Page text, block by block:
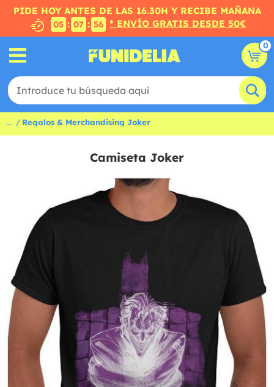
PIDE HOY ANTES DE LAS 16.30H Y RECIBE MAÑANA
05 : 07 : 55 * ENVÍO GRATIS DESDE 50€
0
... Regalos & Merchandising Joker
Camiseta Joker